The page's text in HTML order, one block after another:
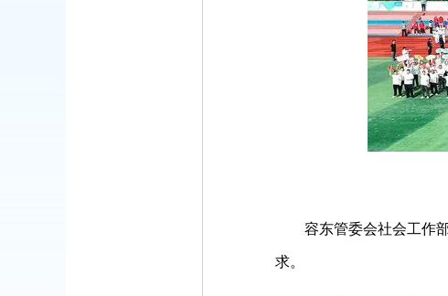
容东管委会社会工作部
求。